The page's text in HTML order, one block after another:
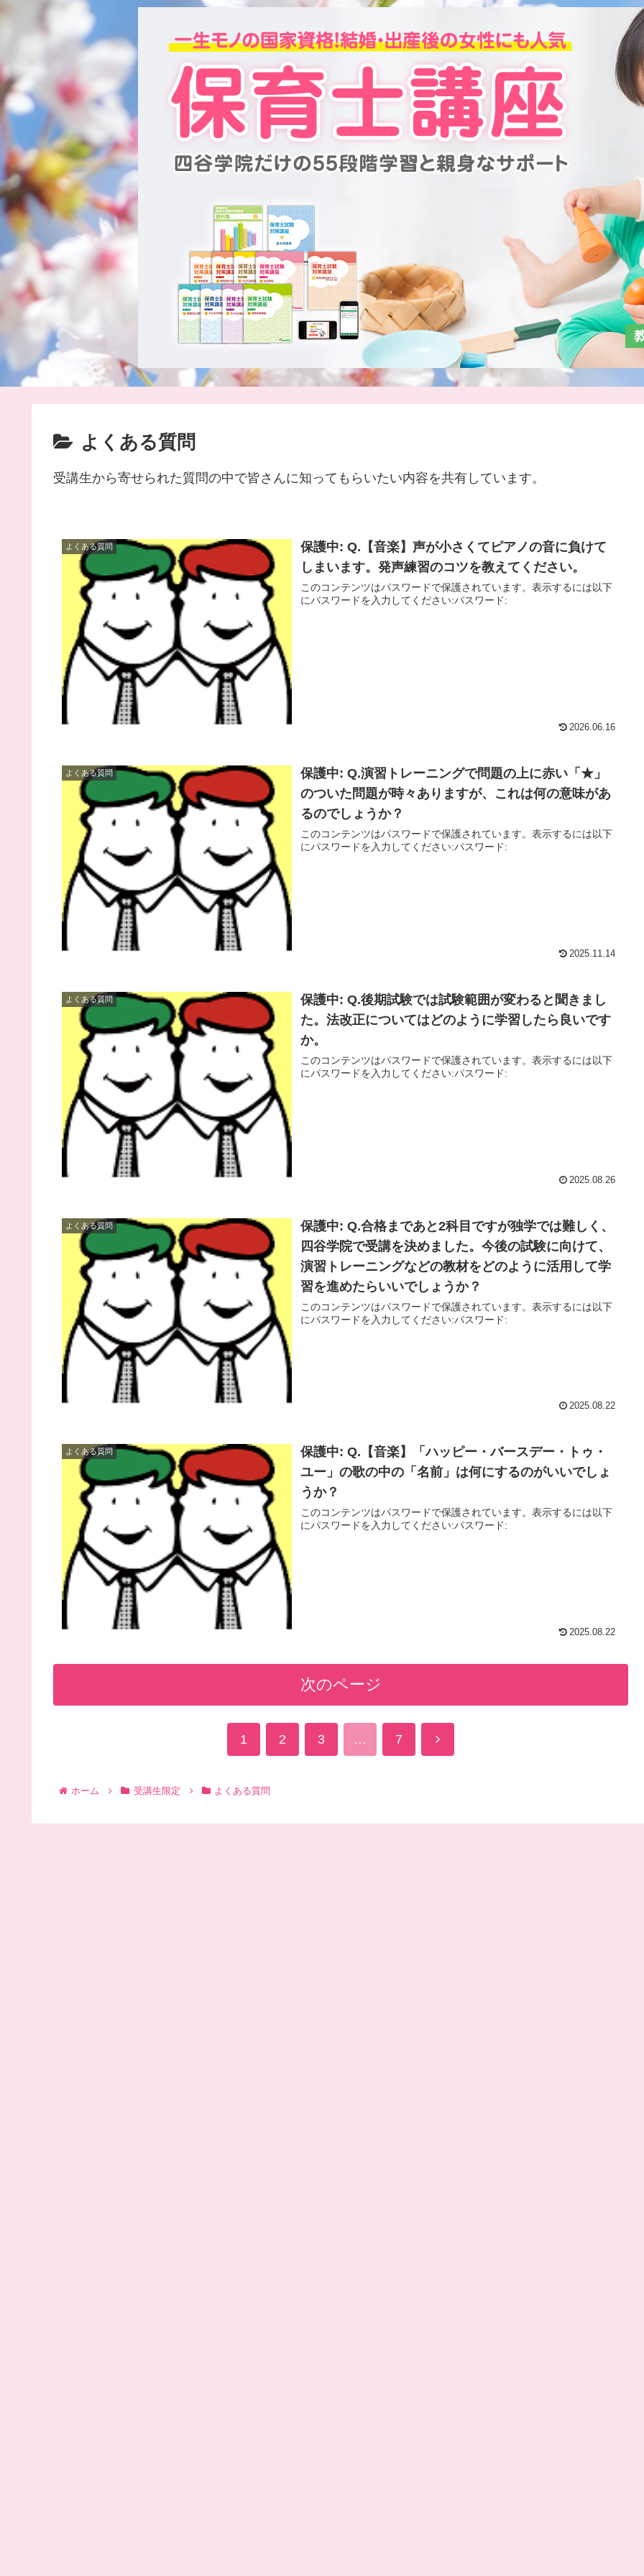
よくある質問
受講生から寄せられた質問の中で皆さんに知ってもらいたい内容を共有しています。
よくある質問
保護中: Q.【音楽】声が小さくてピアノの音に負けて
しまいます。発声練習のコツを教えてください。
このコンテンツはパスワードで保護されています。表示するには以下
にパスワードを入力してください:パスワード:
2026.06.16
よくある質問
保護中: Q.演習トレーニングで問題の上に赤い「★」
のついた問題が時々ありますが、これは何の意味があ
るのでしょうか？
このコンテンツはパスワードで保護されています。表示するには以下
にパスワードを入力してください:パスワード:
2025.11.14
よくある質問
保護中: Q.後期試験では試験範囲が変わると聞きまし
た。法改正についてはどのように学習したら良いです
か。
このコンテンツはパスワードで保護されています。表示するには以下
にパスワードを入力してください:パスワード:
2025.08.26
よくある質問
保護中: Q.合格まであと2科目ですが独学では難しく、
四谷学院で受講を決めました。今後の試験に向けて、
演習トレーニングなどの教材をどのように活用して学
習を進めたらいいでしょうか？
このコンテンツはパスワードで保護されています。表示するには以下
にパスワードを入力してください:パスワード:
2025.08.22
よくある質問
保護中: Q.【音楽】「ハッピー・バースデー・トゥ・
ユー」の歌の中の「名前」は何にするのがいいでしょ
うか？
このコンテンツはパスワードで保護されています。表示するには以下
にパスワードを入力してください:パスワード:
2025.08.22
次のページ
1 2 3 … 7 次
ホーム 受講生限定 よくある質問